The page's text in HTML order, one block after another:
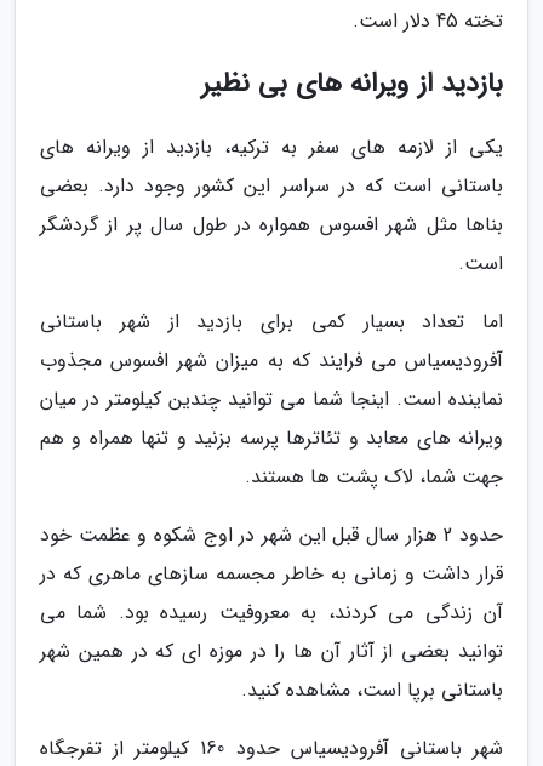
تخته 45 دلار است.
بازدید از ویرانه های بی نظیر
یکی از لازمه های سفر به ترکیه، بازدید از ویرانه های
باستانی است که در سراسر این کشور وجود دارد. بعضی
بناها مثل شهر افسوس همواره در طول سال پر از گردشگر
است.
اما تعداد بسیار کمی برای بازدید از شهر باستانی
آفرودیسیاس می فرایند که به میزان شهر افسوس مجذوب
نماینده است. اینجا شما می توانید چندین کیلومتر در میان
ویرانه های معابد و تئاترها پرسه بزنید و تنها همراه و هم
جهت شما، لاک پشت ها هستند.
حدود 2 هزار سال قبل این شهر در اوج شکوه و عظمت خود
قرار داشت و زمانی به خاطر مجسمه سازهای ماهری که در
آن زندگی می کردند، به معروفیت رسیده بود. شما می
توانید بعضی از آثار آن ها را در موزه ای که در همین شهر
باستانی برپا است، مشاهده کنید.
شهر باستانی آفرودیسیاس حدود 160 کیلومتر از تفرجگاه